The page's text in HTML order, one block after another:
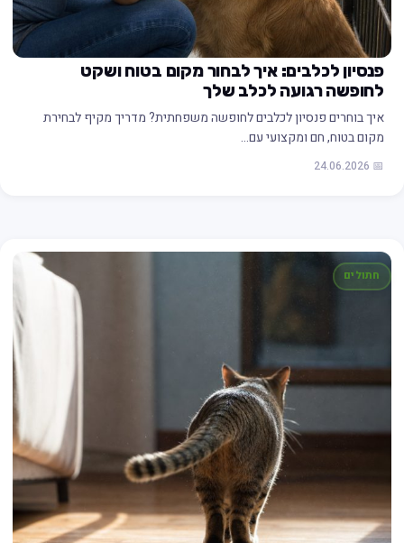
פנסיון לכלבים: איך לבחור מקום בטוח ושקט
לחופשה רגועה לכלב שלך
איך בוחרים פנסיון לכלבים לחופשה משפחתית? מדריך מקיף לבחירת
מקום בטוח, חם ומקצועי עם…
📅 24.06.2026
חתולים